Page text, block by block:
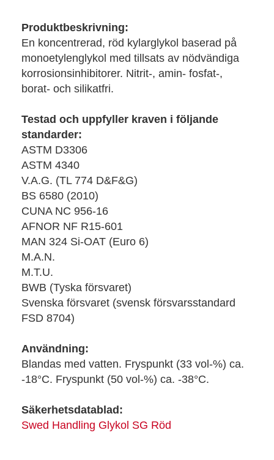
Produktbeskrivning:
En koncentrerad, röd kylarglykol baserad på
monoetylenglykol med tillsats av nödvändiga
korrosionsinhibitorer. Nitrit-, amin- fosfat-,
borat- och silikatfri.
Testad och uppfyller kraven i följande
standarder:
ASTM D3306
ASTM 4340
V.A.G. (TL 774 D&F&G)
BS 6580 (2010)
CUNA NC 956-16
AFNOR NF R15-601
MAN 324 Si-OAT (Euro 6)
M.A.N.
M.T.U.
BWB (Tyska försvaret)
Svenska försvaret (svensk försvarsstandard
FSD 8704)
Användning:
Blandas med vatten. Fryspunkt (33 vol-%) ca.
-18°C. Fryspunkt (50 vol-%) ca. -38°C.
Säkerhetsdatablad:
Swed Handling Glykol SG Röd